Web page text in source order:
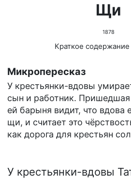
Щи
1878
Краткое содержание
Микропересказ
У крестьянки-вдовы
сын и работник. Пришедшая
ей барыня видит, что вдова
щи, и считает это
как дорога для крестьян
У крестьянки-вдовы